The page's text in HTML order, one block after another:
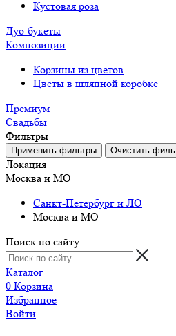
Кустовая роза
Дуо-букеты
Композиции
Корзины из цветов
Цветы в шляпной коробке
Премиум
Свадьбы
Фильтры
Локация
Москва и МО
Санкт-Петербург и ЛО
Москва и МО
Поиск по сайту
Каталог
0 Корзина
Избранное
Войти